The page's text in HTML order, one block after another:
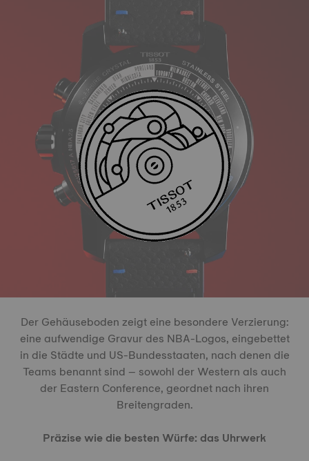
Der Gehäuseboden zeigt eine besondere Verzierung:
eine aufwendige Gravur des NBA-Logos, eingebettet
in die Städte und US-Bundesstaaten, nach denen die
Teams benannt sind – sowohl der Western als auch
der Eastern Conference, geordnet nach ihren
Breitengraden.
Präzise wie die besten Würfe: das Uhrwerk